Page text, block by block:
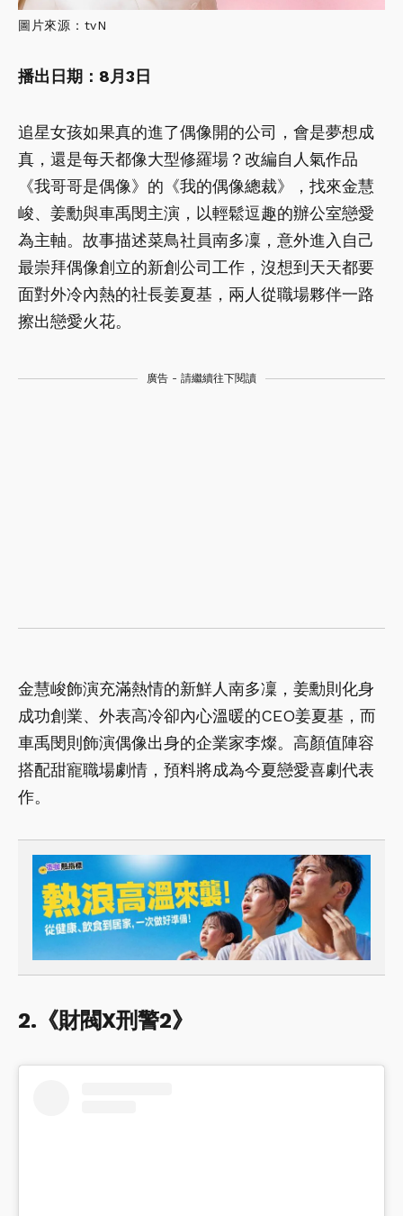
圖片來源：tvN
播出日期：8月3日
追星女孩如果真的進了偶像開的公司，會是夢想成
真，還是每天都像大型修羅場？改編自人氣作品
《我哥哥是偶像》的《我的偶像總裁》，找來金慧
峻、姜勳與車禹閔主演，以輕鬆逗趣的辦公室戀愛
為主軸。故事描述菜鳥社員南多凜，意外進入自己
最崇拜偶像創立的新創公司工作，沒想到天天都要
面對外冷內熱的社長姜夏基，兩人從職場夥伴一路
擦出戀愛火花。
廣告 - 請繼續往下閱讀
金慧峻飾演充滿熱情的新鮮人南多凜，姜勳則化身
成功創業、外表高冷卻內心溫暖的CEO姜夏基，而
車禹閔則飾演偶像出身的企業家李燦。高顏值陣容
搭配甜寵職場劇情，預料將成為今夏戀愛喜劇代表
作。
2.《財閥X刑警2》